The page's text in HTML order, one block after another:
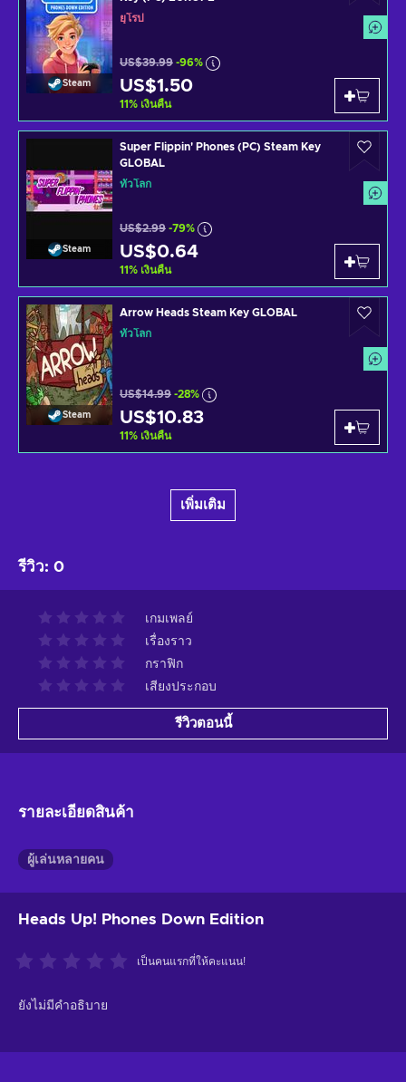
Steam
ยุโรป
US$39.99 -96%
US$1.50
11% เงินคืน
Steam
Super Flippin' Phones (PC) Steam Key
GLOBAL
ทั่วโลก
US$2.99 -79%
US$0.64
11% เงินคืน
Steam
Arrow Heads Steam Key GLOBAL
ทั่วโลก
US$14.99 -28%
US$10.83
11% เงินคืน
เพิ่มเติม
รีวิว: 0
เกมเพลย์
เรื่องราว
กราฟิก
เสียงประกอบ
รีวิวตอนนี้
รายละเอียดสินค้า
ผู้เล่นหลายคน
Heads Up! Phones Down Edition
เป็นคนแรกที่ให้คะแนน!
ยังไม่มีคำอธิบาย